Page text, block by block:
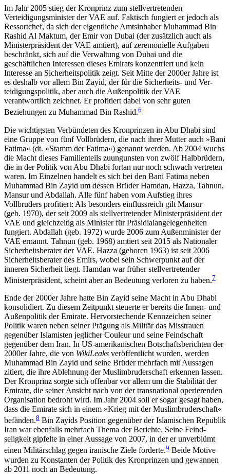
Im Jahr 2005 stieg der Kronprinz zum stellvertretenden
Verteidigungsminister der VAE auf. Faktisch fungiert er jedoch als
Ressortchef, da sich der eigent­liche Amtsinhaber Muhammad Bin
Rashid Al Mak­tum, der Emir von Dubai (der zusätzlich auch als
Ministerpräsident der VAE amtiert), auf zeremonielle Aufgaben
beschränkt, sich auf die Verwaltung von Dubai und die
geschäftlichen Interessen dieses Emi­rats konzentriert und kein
Interesse an Sicherheits­politik zeigt. Seit Mitte der 2000er Jahre ist
es deshalb vor allem Bin Zayid, der für die Sicherheits- und Ver­
teidigungspolitik, aber auch die Außenpolitik der VAE
verantwortlich zeichnet. Er profitiert dabei von sehr guten
Beziehungen zu Muhammad Bin Rashid.6
Die wichtigsten Verbündeten des Kronprinzen in Abu Dhabi sind
eine Gruppe von fünf Vollbrüdern, die nach ihrer Mutter auch »Bani
Fatima« (dt. »Stamm der Fatima«) genannt werden. Ab 2004 wuchs
die Macht dieses Familienteils zuungunsten von zwölf Halbbrüdern,
die in der Politik von Abu Dhabi fortan nur noch schwach vertreten
waren. Im Einzelnen han­delt es sich bei den Bani Fatima neben
Muham­mad Bin Zayid um dessen Brüder Hamdan, Hazza, Tahnun,
Mansur und Abdallah. Alle fünf haben vom Aufstieg ihres
Vollbruders profitiert: Als besonders einflussreich gilt Mansur
(geb. 1970), der seit 2009 als stellvertretender Ministerpräsident der
VAE und gleichzeitig als Minister für Präsidialangelegenheiten
fungiert. Abdallah (geb. 1972) wurde 2006 zum Außen­minister der
VAE ernannt. Tahnun (geb. 1968) amtiert seit 2015 als Nationaler
Sicherheitsberater der VAE. Hazza (geboren 1963) ist seit 2006
Sicherheitsberater des Emirs, wobei sein Schwerpunkt auf der
inneren Sicherheit liegt. Hamdan war früher stell­vertretender
Ministerpräsident, scheint aber an Be­deutung verloren zu haben.7
Ende der 2000er Jahre hatte Bin Zayid seine Macht in Abu Dhabi
konsolidiert. Zu diesem Zeitpunkt steuerte er bereits die Innen- und
Außenpolitik der Emirate. Hervorstechende Kennzeichen seiner
Politik waren neben seiner Prägung als Militär das Miss­trauen
gegenüber Islamisten jeglicher Couleur und seine Feindschaft
gegenüber dem Iran. In US-amerika­nischen Botschaftsberichten der
2000er Jahre, die von WikiLeaks veröffentlicht wurden, werden
Muhammad Bin Zayid und seine Brüder mehrfach mit Aussagen
zitiert, die ihre Ablehnung der Muslimbruderschaft erkennen lassen.
Der Kronprinz sorgte sich offenbar vor allem um die Stabilität der
Emirate, die seiner Ansicht nach von der transnational operierenden
Organisation bedroht wird. Im Jahr 2004 soll er sogar gesagt haben,
dass die Emirate sich in einem »Krieg mit der Muslimbruderschaft«
befänden.8 Bin Zayids Position gegenüber der Islamischen Republik
Iran war ebenfalls mehrfach Thema der Berichte. Seine Feind­
seligkeit gipfelte in einer Aussage von 2007, in der er unverblümt
einen Militärschlag gegen iranische Ziele forderte.9 Beide Motive
wurden zu Konstanten der Politik des Kronprinzen und gewannen
ab 2011 noch an Bedeutung.